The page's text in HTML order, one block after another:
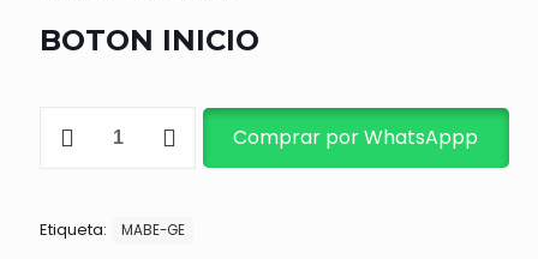
BOTON INICIO
INICIO
Comprar por WhatsAppp
Etiqueta: MABE-GE